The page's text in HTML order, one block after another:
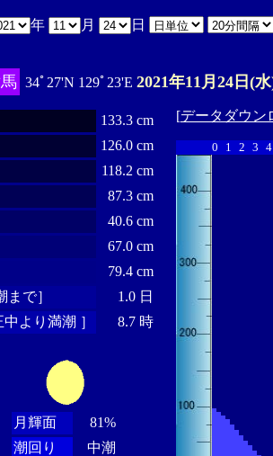
年 月 日
34ﾟ27'N 129ﾟ23'E 2021年11月24日(
133.3 cm
126.0 cm
118.2 cm
87.3 cm
40.6 cm
67.0 cm
79.4 cm
で］
1.0 日
より満潮 ］
8.7 時
月輝面
81%
潮回り
中潮
[データダウン
0 1 2 3 4